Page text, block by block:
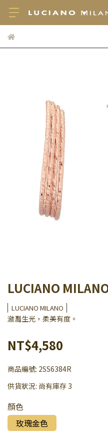
LUCIANO
LUCIANO MILANO
瀲灩生光，柔美有度。
NT$4,580
商品編號: 2SS6384R
供貨狀況: 尚有庫存 3
顏色
玫瑰金色